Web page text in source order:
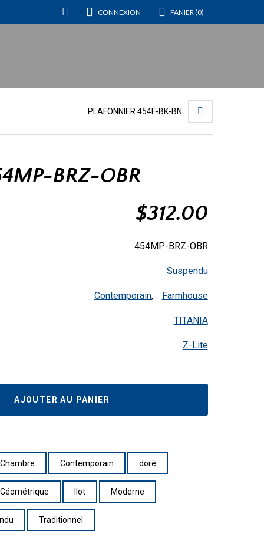
CONNEXION PANIER (0)
PLAFONNIER 454F-BK-BN
BRZ-OBR
$312.00
454MP-BRZ-OBR
Suspendu
Contemporain, Farmhouse
TITANIA
Z-Lite
AJOUTER AU PANIER
Chambre Contemporain doré
Géométrique Ilot Moderne
Traditionnel